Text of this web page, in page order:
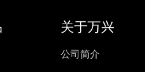
关于万兴
公司简介